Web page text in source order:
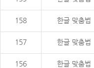
158 한글 맞춤법
157 한글 맞춤법
156 한글 맞춤법